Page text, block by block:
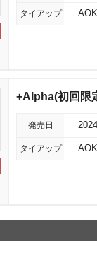
タイアップ
+Alpha(初回限
発売日
タイアップ